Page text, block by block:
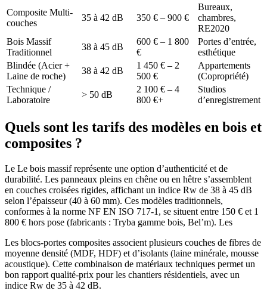
Composite Multi-
couches
35 à 42 dB 350 € – 900 €
Bureaux,
chambres,
RE2020
Bois Massif
Traditionnel
38 à 45 dB
600 € – 1 800
€
Portes d’entrée,
esthétique
Blindée (Acier +
Laine de roche)
38 à 42 dB
1 450 € – 2
500 €
Appartements
(Copropriété)
Technique /
Laboratoire
> 50 dB
2 100 € – 4
800 €+
Studios
d’enregistrement
Quels sont les tarifs des modèles en bois et
composites ?
Le Le bois massif représente une option d’authenticité et de
durabilité. Les panneaux pleins en chêne ou en hêtre s’assemblent
en couches croisées rigides, affichant un indice Rw de 38 à 45 dB
selon l’épaisseur (40 à 60 mm). Ces modèles traditionnels,
conformes à la norme NF EN ISO 717-1, se situent entre 150 € et 1
800 € hors pose (fabricants : Tryba gamme bois, Bel’m). Les
Les blocs-portes composites associent plusieurs couches de fibres de
moyenne densité (MDF, HDF) et d’isolants (laine minérale, mousse
acoustique). Cette combinaison de matériaux techniques permet un
bon rapport qualité-prix pour les chantiers résidentiels, avec un
indice Rw de 35 à 42 dB.